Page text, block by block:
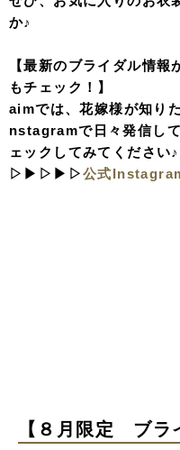
か♪
【最新のブライダル情
もチェック！】
aimでは、花嫁様が知り
nstagramで日々発信し
ェックしてみてください♪
▷▶▷▶▷公式
【８月限定 ブラ